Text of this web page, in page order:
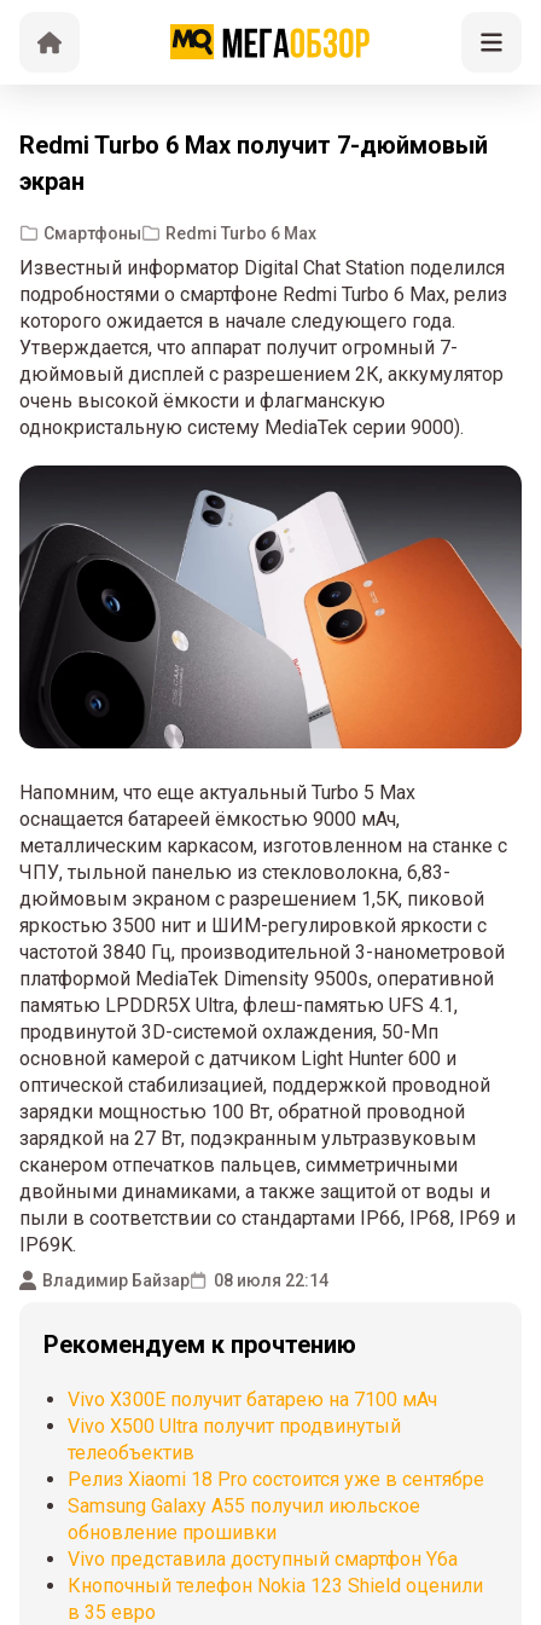
Redmi Turbo 6 Max получит 7-дюймовый
экран
Смартфоны Redmi Turbo 6 Max
Известный информатор Digital Chat Station поделился
подробностями о смартфоне Redmi Turbo 6 Max, релиз
которого ожидается в начале следующего года.
Утверждается, что аппарат получит огромный 7-
дюймовый дисплей с разрешением 2К, аккумулятор
очень высокой ёмкости и флагманскую
однокристальную систему MediaTek серии 9000).
Напомним, что еще актуальный Turbo 5 Max
оснащается батареей ёмкостью 9000 мАч,
металлическим каркасом, изготовленном на станке с
ЧПУ, тыльной панелью из стекловолокна, 6,83-
дюймовым экраном с разрешением 1,5K, пиковой
яркостью 3500 нит и ШИМ-регулировкой яркости с
частотой 3840 Гц, производительной 3-нанометровой
платформой MediaTek Dimensity 9500s, оперативной
памятью LPDDR5X Ultra, флеш-памятью UFS 4.1,
продвинутой 3D-системой охлаждения, 50-Мп
основной камерой с датчиком Light Hunter 600 и
оптической стабилизацией, поддержкой проводной
зарядки мощностью 100 Вт, обратной проводной
зарядкой на 27 Вт, подэкранным ультразвуковым
сканером отпечатков пальцев, симметричными
двойными динамиками, а также защитой от воды и
пыли в соответствии со стандартами IP66, IP68, IP69 и
IP69K.
Владимир Байзар 08 июля 22:14
Рекомендуем к прочтению
Vivo X300E получит батарею на 7100 мАч
Vivo X500 Ultra получит продвинутый
телеобъектив
Релиз Xiaomi 18 Pro состоится уже в сентябре
Samsung Galaxy A55 получил июльское
обновление прошивки
Vivo представила доступный смартфон Y6a
Кнопочный телефон Nokia 123 Shield оценили
в 35 евро